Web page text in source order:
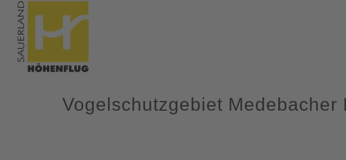
Vogelschutzgebiet Medebacher